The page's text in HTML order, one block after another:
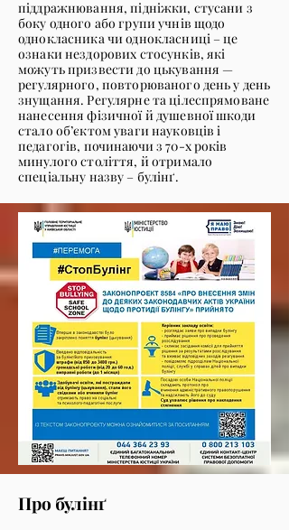
піддражнювання, підніжки, стусани з
боку одного або групи учнів щодо
однокласника чи однокласниці – це
ознаки нездорових стосунків, які
можуть призвести до цькування —
регулярного, повторюваного день у день
знущання. Регулярне та цілеспрямоване
нанесення фізичної й душевної шкоди
стало об’єктом уваги науковців і
педагогів, починаючи з 70-х років
минулого століття, й отримало
спеціальну назву – булінґ.
Про булінґ